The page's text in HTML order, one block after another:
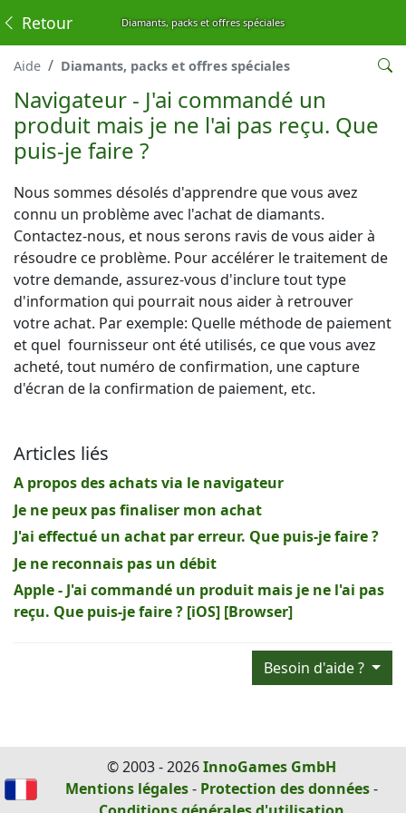
Diamants, packs et offres spéciales
Retour
Aide Diamants, packs et offres spéciales
Navigateur - J'ai commandé un
produit mais je ne l'ai pas reçu. Que
puis-je faire ?
Nous sommes désolés d'apprendre que vous avez
connu un problème avec l'achat de diamants.
Contactez-nous, et nous serons ravis de vous aider à
résoudre ce problème. Pour accélérer le traitement de
votre demande, assurez-vous d'inclure tout type
d'information qui pourrait nous aider à retrouver
votre achat. Par exemple: Quelle méthode de paiement
et quel fournisseur ont été utilisés, ce que vous avez
acheté, tout numéro de confirmation, une capture
d'écran de la confirmation de paiement, etc.
Articles liés
A propos des achats via le navigateur
Je ne peux pas finaliser mon achat
J'ai effectué un achat par erreur. Que puis-je faire ?
Je ne reconnais pas un débit
Apple - J'ai commandé un produit mais je ne l'ai pas
reçu. Que puis-je faire ? [iOS] [Browser]
Besoin d'aide ?
© 2003 - 2026InnoGames GmbH
Mentions légales- Protection des données-